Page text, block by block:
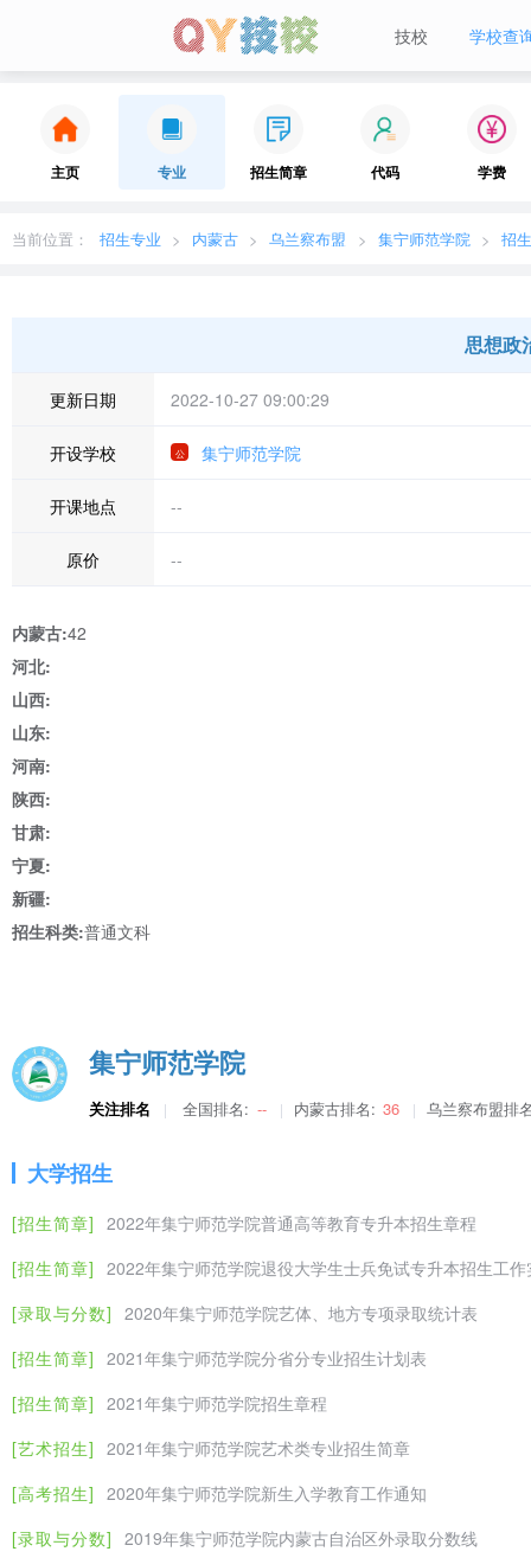
技校 学校查
主页 专业 招生简章 代码 学费
当前位置： 招生专业 内蒙古 乌兰察布盟 集宁师范学院 招
思想政
更新日期 2022-10-27 09:00:29
开设学校 集宁师范学院
开课地点 --
原价 --
内蒙古:42
河北:
山西:
山东:
河南:
陕西:
甘肃:
宁夏:
新疆:
招生科类:普通文科
集宁师范学院
关注排名 全国排名: -- 内蒙古排名: 36 乌兰察布盟排
大学招生
[招生简章] 2022年集宁师范学院普通高等教育专升本招生章程
[招生简章] 2022年集宁师范学院退役大学生士兵免试专升本招生工
[录取与分数] 2020年集宁师范学院艺体、地方专项录取统计表
[招生简章] 2021年集宁师范学院分省分专业招生计划表
[招生简章] 2021年集宁师范学院招生章程
[艺术招生] 2021年集宁师范学院艺术类专业招生简章
[高考招生] 2020年集宁师范学院新生入学教育工作通知
[录取与分数] 2019年集宁师范学院内蒙古自治区外录取分数线